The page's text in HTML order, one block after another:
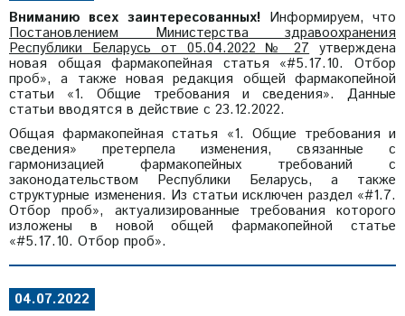
Вниманию всех заинтересованных! Информируем, что
Постановлением Министерства здравоохранения
Республики Беларусь от 05.04.2022 № 27 утверждена
новая общая фармакопейная статья «#5.17.10. Отбор
проб», а также новая редакция общей фармакопейной
статьи «1. Общие требования и сведения». Данные
статьи вводятся в действие с 23.12.2022.
Общая фармакопейная статья «1. Общие требования и
сведения» претерпела изменения, связанные с
гармонизацией фармакопейных требований с
законодательством Республики Беларусь, а также
структурные изменения. Из статьи исключен раздел «#1.7.
Отбор проб», актуализированные требования которого
изложены в новой общей фармакопейной статье
«#5.17.10. Отбор проб».
04.07.2022